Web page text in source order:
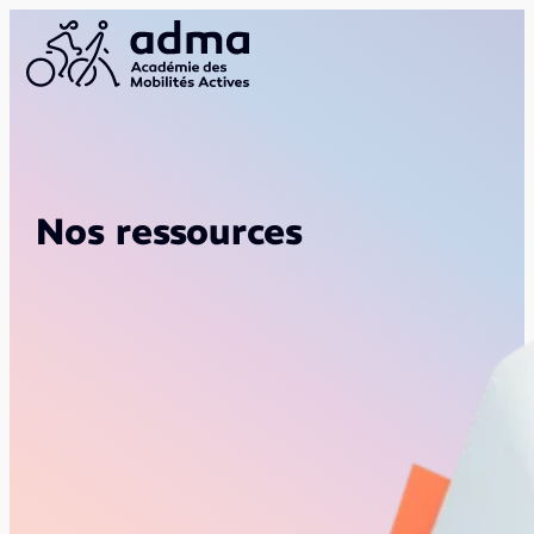
Nos ressources